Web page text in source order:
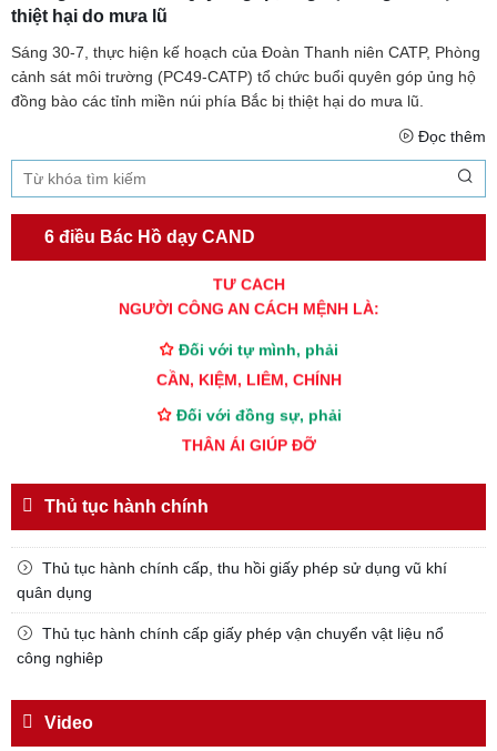
thiệt hại do mưa lũ
Sáng 30-7, thực hiện kế hoạch của Đoàn Thanh niên CATP, Phòng
cảnh sát môi trường (PC49-CATP) tổ chức buổi quyên góp ủng hộ
đồng bào các tỉnh miền núi phía Bắc bị thiệt hại do mưa lũ.
Đọc thêm
6 điều Bác Hồ dạy CAND
TƯ CÁCH
NGƯỜI CÔNG AN CÁCH MỆNH LÀ:
Đối với tự mình, phải
CẦN, KIỆM, LIÊM, CHÍNH
Đối với đồng sự, phải
THÂN ÁI GIÚP ĐỠ
TUYỆT ĐỐI TRUNG THÀNH
KÍNH TRỌNG LỄ PHÉP
TẬN TỤY
CƯƠNG QUYẾT, KHÔN KHÉO
Thủ tục hành chính
Thủ tục hành chính cấp, thu hồi giấy phép sử dụng vũ khí
quân dụng
Thủ tục hành chính cấp giấy phép vận chuyển vật liệu nổ
công nghiêp
Video